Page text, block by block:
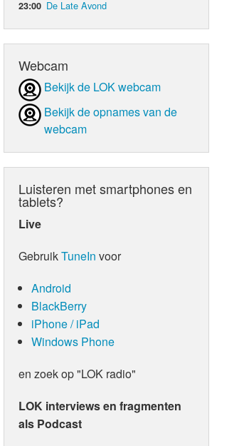
23:00 De Late Avond
Webcam
Bekijk de LOK webcam
Bekijk de opnames van de
webcam
Luisteren met smartphones en
tablets?
Live
GebruikTuneIn voor
Android
BlackBerry
iPhone / iPad
Windows Phone
en zoek op "LOK radio"
LOK interviews en fragmenten
als Podcast